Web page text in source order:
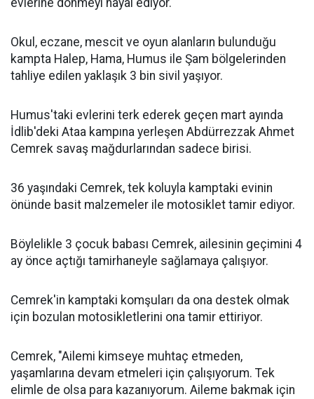
evlerine dönmeyi hayal ediyor.
Okul, eczane, mescit ve oyun alanların bulunduğu
kampta Halep, Hama, Humus ile Şam bölgelerinden
tahliye edilen yaklaşık 3 bin sivil yaşıyor.
Humus'taki evlerini terk ederek geçen mart ayında
İdlib'deki Ataa kampına yerleşen Abdürrezzak Ahmet
Cemrek savaş mağdurlarından sadece birisi.
36 yaşındaki Cemrek, tek koluyla kamptaki evinin
önünde basit malzemeler ile motosiklet tamir ediyor.
Böylelikle 3 çocuk babası Cemrek, ailesinin geçimini 4
ay önce açtığı tamirhaneyle sağlamaya çalışıyor.
Cemrek'in kamptaki komşuları da ona destek olmak
için bozulan motosikletlerini ona tamir ettiriyor.
Cemrek, "Ailemi kimseye muhtaç etmeden,
yaşamlarına devam etmeleri için çalışıyorum. Tek
elimle de olsa para kazanıyorum. Aileme bakmak için